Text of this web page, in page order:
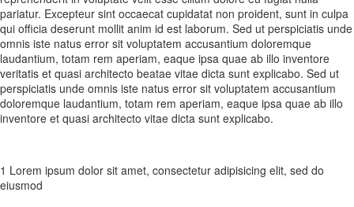
pariatur. Excepteur sint occaecat cupidatat non proident, sunt in culpa
qui officia deserunt mollit anim id est laborum. Sed ut perspiciatis unde
omnis iste natus error sit voluptatem accusantium doloremque
laudantium, totam rem aperiam, eaque ipsa quae ab illo inventore
veritatis et quasi architecto beatae vitae dicta sunt explicabo. Sed ut
perspiciatis unde omnis iste natus error sit voluptatem accusantium
doloremque laudantium, totam rem aperiam, eaque ipsa quae ab illo
inventore et quasi architecto vitae dicta sunt explicabo.
1 Lorem ipsum dolor sit amet, consectetur adipisicing elit, sed do
eiusmod